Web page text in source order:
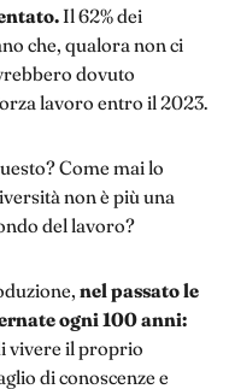
Il 62% dei
che, qualora non ci
dovuto
lavoro entro il 2023.
Come mai lo
non è più una
del lavoro?
nel passato le
ogni 100 anni:
vivere il proprio
di conoscenze e